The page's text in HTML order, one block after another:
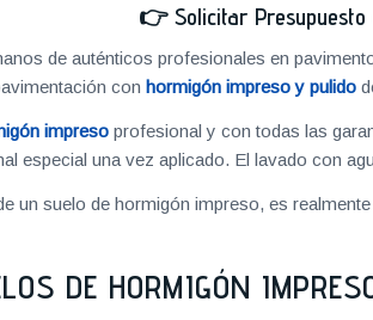
👉 Solicitar
de auténticos profesionales en
con hormigón impreso y pulido
impresoprofesional y con todas las
especial una vez aplicado. El lavado con
un suelo de hormigón impreso, es
DE HORMIGÓN